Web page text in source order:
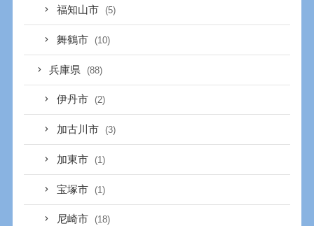
福知山市 (5)
舞鶴市 (10)
兵庫県 (88)
伊丹市 (2)
加古川市 (3)
加東市 (1)
宝塚市 (1)
尼崎市 (18)